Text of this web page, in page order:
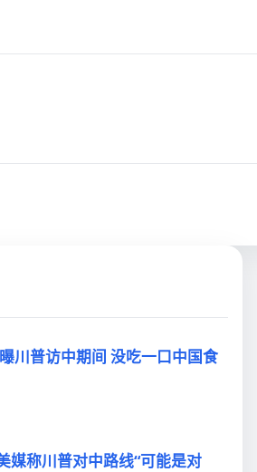
川普访中期间 没吃一口中国食
媒称川普对中路线“可能是对